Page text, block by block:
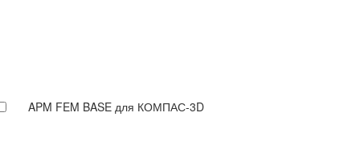
APM FEM BASE для КОМПАС-3D